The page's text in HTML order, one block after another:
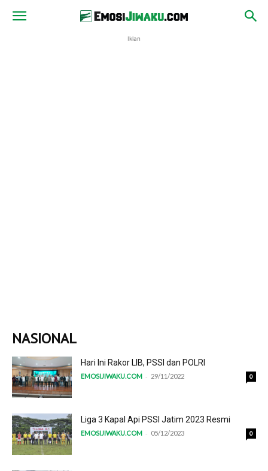
Iklan
NASIONAL
Hari Ini Rakor LIB, PSSI dan POLRI
EMOSIJIWAKU.COM - 29/11/2022 0
Liga 3 Kapal Api PSSI Jatim 2023 Resmi
EMOSIJIWAKU.COM - 05/12/2023 0